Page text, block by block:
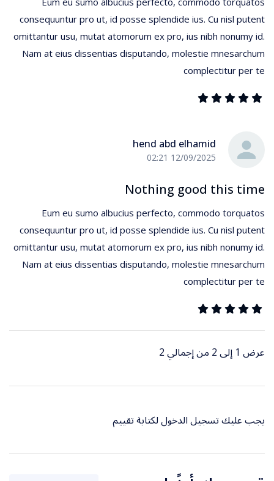
consequuntur pro ut, id posse splendide ius. Cu nisl putent
omittantur usu, mutat atomorum ex pro, ius nibh nonumy id.
Nam at eius dissentias disputando, molestie mnesarchum
complectitur per te
hend abd elhamid
12/09/2025 02:21
Nothing good this time
Eum eu sumo albucius perfecto, commodo torquatos
consequuntur pro ut, id posse splendide ius. Cu nisl putent
omittantur usu, mutat atomorum ex pro, ius nibh nonumy id.
Nam at eius dissentias disputando, molestie mnesarchum
complectitur per te
عرض 1 إلى 2 من إجمالي 2
يجب عليك تسجيل الدخول لكتابة تقييم